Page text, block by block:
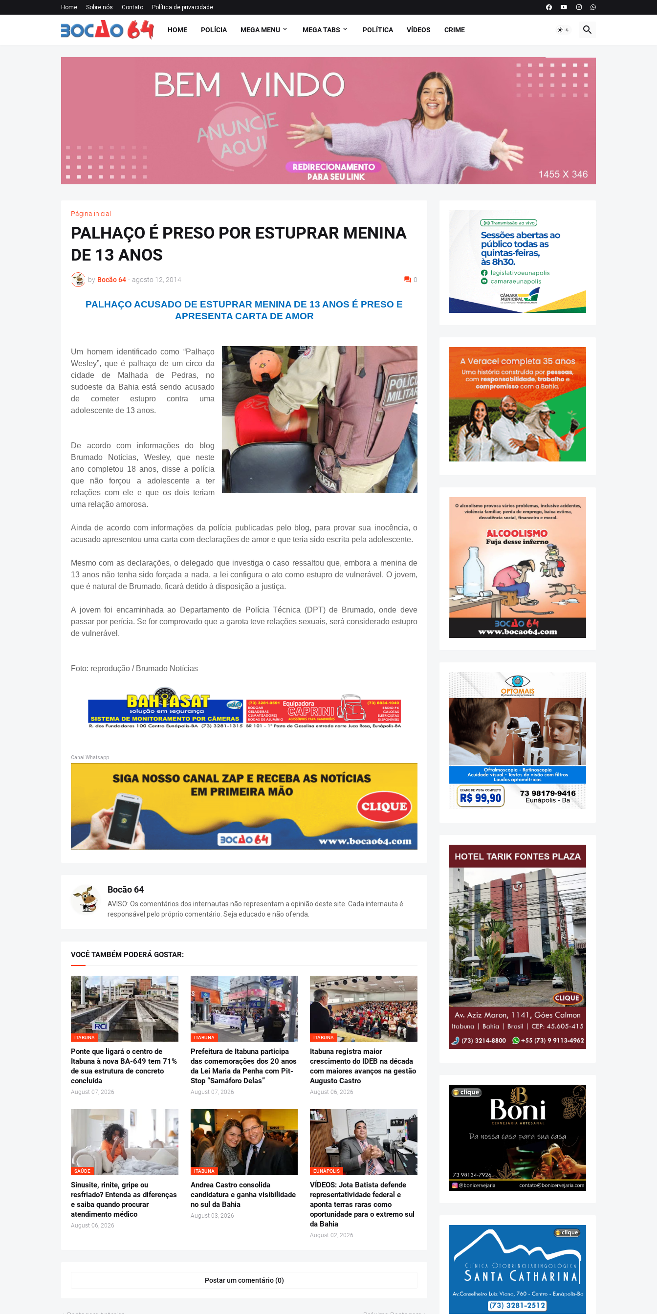
Home Sobre nós Contato Política de privacidade
HOME POLÍCIA MEGA MENU MEGA TABS POLÍTICA VÍDEOS CRIME
Página inicial
PALHAÇO É PRESO POR ESTUPRAR MENINA
DE 13 ANOS
by Bocão 64 - agosto 12, 2014 0
PALHAÇO ACUSADO DE ESTUPRAR MENINA DE 13 ANOS É PRESO E
APRESENTA CARTA DE AMOR
Um homem identificado como “Palhaço
Wesley”, que é palhaço de um circo da
cidade de Malhada de Pedras, no
sudoeste da Bahia está sendo acusado
de cometer estupro contra uma
adolescente de 13 anos.
De acordo com informações do blog
Brumado Notícias, Wesley, que neste
ano completou 18 anos, disse a polícia
que não forçou a adolescente a ter
relações com ele e que os dois teriam
uma relação amorosa.
Ainda de acordo com informações da polícia publicadas pelo blog, para provar sua inocência, o
acusado apresentou uma carta com declarações de amor e que teria sido escrita pela adolescente.
Mesmo com as declarações, o delegado que investiga o caso ressaltou que, embora a menina de
13 anos não tenha sido forçada a nada, a lei configura o ato como estupro de vulnerável. O jovem,
que é natural de Brumado, ficará detido à disposição a justiça.
A jovem foi encaminhada ao Departamento de Polícia Técnica (DPT) de Brumado, onde deve
passar por perícia. Se for comprovado que a garota teve relações sexuais, será considerado estupro
de vulnerável.
Foto: reprodução / Brumado Notícias
Canal Whatsapp
Bocão 64
AVISO: Os comentários dos internautas não representam a opinião deste site. Cada internauta é
responsável pelo próprio comentário. Seja educado e não ofenda.
VOCÊ TAMBÉM PODERÁ GOSTAR:
ITABUNA
Ponte que ligará o centro de
Itabuna à nova BA-649 tem 71%
de sua estrutura de concreto
concluída
August 07, 2026
ITABUNA
Prefeitura de Itabuna participa
das comemorações dos 20 anos
da Lei Maria da Penha com Pit-
Stop “Samáforo Delas”
August 07, 2026
ITABUNA
Itabuna registra maior
crescimento do IDEB na década
com maiores avanços na gestão
Augusto Castro
August 06, 2026
SAÚDE
Sinusite, rinite, gripe ou
resfriado? Entenda as diferenças
e saiba quando procurar
atendimento médico
August 06, 2026
ITABUNA
Andrea Castro consolida
candidatura e ganha visibilidade
no sul da Bahia
August 03, 2026
EUNÁPOLIS
VÍDEOS: Jota Batista defende
representatividade federal e
aponta terras raras como
oportunidade para o extremo sul
da Bahia
August 02, 2026
Postar um comentário (0)